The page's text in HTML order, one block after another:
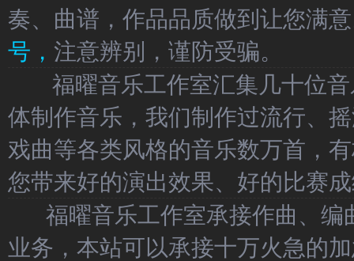
奏、曲谱，作品品质做到让您满
号， 注意辨别，谨防受骗。
福曜音乐工作室汇集几十位音
体制作音乐，我们制作过流行、
戏曲等各类风格的音乐数万首，
您带来好的演出效果、好的比赛
福曜音乐工作室承接作曲、编
业务，本站可以承接十万火急的